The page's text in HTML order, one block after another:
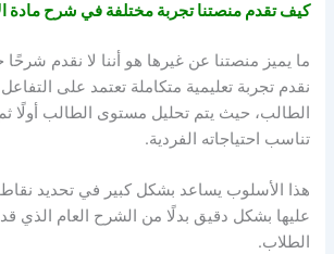
كيف تقدم منصتنا تجربة مختلفة في شرح مادة
ما يميز منصتنا عن غيرها هو أننا لا نقدم
نقدم تجربة تعليمية متكاملة تعتمد على
الطالب، حيث يتم تحليل مستوى الطالب أولًا
تناسب احتياجاته الفردية.
هذا الأسلوب يساعد بشكل كبير في تحديد
عليها بشكل دقيق بدلًا من الشرح العام الذي
الطلاب.